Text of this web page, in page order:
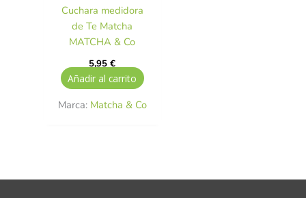
Cuchara medidora
de Te Matcha
MATCHA & Co
5,95€
Añadir al carrito
Marca: Matcha & Co